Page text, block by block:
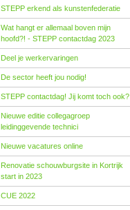
STEPP erkend als kunstenfederatie
Wat hangt er allemaal boven mijn
hoofd?! - STEPP contactdag 2023
Deel je werkervaringen
De sector heeft jou nodig!
STEPP contactdag! Jij komt toch ook?
Nieuwe editie collegagroep
leidinggevende technici
Nieuwe vacatures online
Renovatie schouwburgsite in Kortrijk
start in 2023
CUE 2022